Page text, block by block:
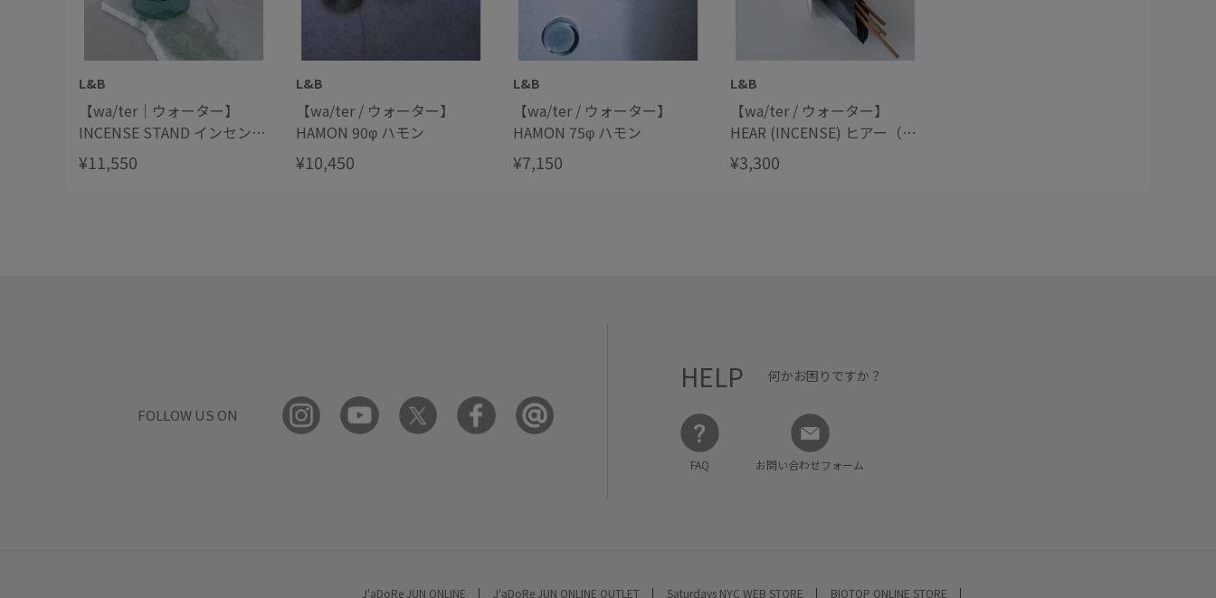
L&B
【wa/ter｜ウォーター】
INCENSE STAND インセンス
スタンド 90φ
¥11,550
L&B
【wa/ter / ウォーター】
HAMON 90φ ハモン
¥10,450
L&B
【wa/ter / ウォーター】
HAMON 75φ ハモン
¥7,150
L&B
【wa/ter / ウォーター】
HEAR (INCENSE) ヒアー（イ
ンセンス）
¥3,300
FOLLOW US ON
HELP 何かお困りですか？
FAQ お問い合わせフォーム
J'aDoRe JUN ONLINE J'aDoRe JUN ONLINE OUTLET Saturdays NYC WEB STORE BIOTOP ONLINE STORE